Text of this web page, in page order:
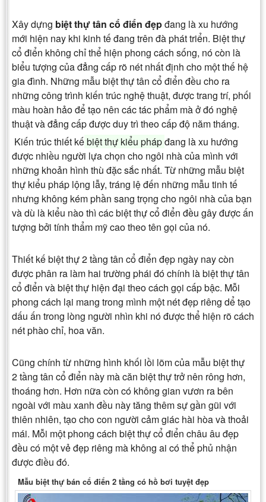
Xây dựng biệt thự tân cổ điển đẹpđang là xu hướng
mới hiện nay khi kinh tế đang trên đà phát triển. Biệt thự
cổ điển không chỉ thể hiện phong cách sống, nó còn là
biểu tượng của đẳng cấp rõ nét nhất định cho một thế hệ
gia đình. Những mẫu biệt thự tân cổ điển đều cho ra
những công trình kiến trúc nghệ thuật, được trang trí, phối
màu hoàn hảo để tạo nên các tác phẩm mà ở đó nghệ
thuật và đẳng cấp được duy trì theo cấp độ năm tháng.
Kiến trúc thiết kếbiệt thự kiểu phápđang là xu hướng
được nhiều người lựa chọn cho ngôi nhà của mình với
những khoản hình thù đặc sắc nhất. Từ những mẫu biệt
thự kiểu pháp lộng lẫy, tráng lệ đến những mẫu tinh tế
nhưng không kém phần sang trọng cho ngôi nhà của bạn
và dù là kiểu nào thì các biệt thự cổ điển đều gây được ấn
tượng bởi tính thẩm mỹ cao theo tên gọi của nó.
Thiết kếbiệt thự 2 tầng tân cổ điển đẹp ngày nay còn
được phân ra làm hai trường phái đó chính là biệt thự tân
cổ điển và biệt thự hiện đại theo cách gọi cấp bậc. Mỗi
phong cách lại mang trong mình một nét đẹp riêng dể tạo
dấu ấn trong lòng người nhìn khi nó được thể hiện rõ cách
nét phào chỉ, hoa văn.
Cũng chính từ những hình khối lồi lõm của mẫu biệt thự
2 tầng tân cổ điển này mà căn biệt thự trở nên rông hơn,
thoáng hơn. Hơn nữa còn có không gian vươn ra bên
ngoài với màu xanh đều này tăng thêm sự gần gũi với
thiên nhiên, tạo cho con người cảm giác hài hòa và thoải
mái. Mỗi một phong cách biệt thự cổ điển châu âu đẹp
đều có một vẻ đẹp riêng mà không ai có thể phủ nhận
được điều đó.
Mẫu biệt thự bán cổ điển 2 tầng có hồ bơi tuyệt đẹp